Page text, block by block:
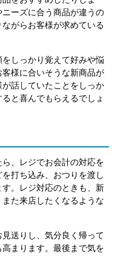
ーズに合う商品が違うの
がらお客様が求めている
しっかり覚えて好みや悩
様に合いそうな新商品が
話していたことをしっか
と喜んでもらえるでしょ
、レジでお会計の対応を
打ち込み、おつりを渡し
。レジ対応のときも、新
た来店したくなるような
送りし、気分良く帰って
まります。最後まで気を